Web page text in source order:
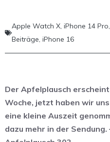
Apple Watch X, iPhone 14 Pro,
Beiträge, iPhone 16
Der Apfelplausch
Woche, jetzt haben wir
eine kleine Auszeit
dazu mehr in der Sendung.